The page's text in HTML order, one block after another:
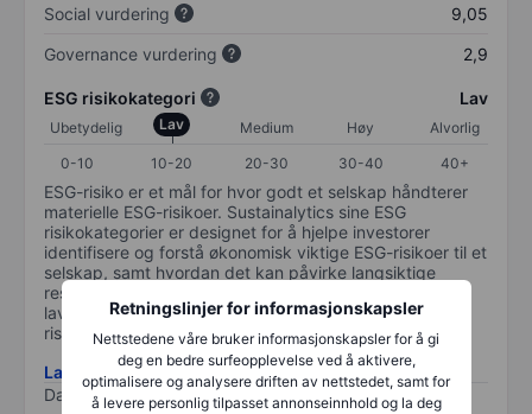
Retningslinjer for informasjonskapsler
Nettstedene våre bruker informasjonskapsler for å gi
deg en bedre surfeopplevelse ved å aktivere,
optimalisere og analysere driften av nettstedet, samt for
å levere personlig tilpasset annonseinnhold og la deg
Social vurdering
9,05
Governance vurdering
2,9
ESG risikokategori Lav
Ubetydelig Lav Medium Høy
Alvorlig
0-10
10-20 20-30 30-40 40+
ESG-risiko er et mål for hvor godt et selskap håndterer
materielle ESG-risikoer. Sustainalytics sine ESG
risikokategorier er designet for å hjelpe investorer
identifisere og forstå økonomisk viktige ESG-risikoer til et
selskap, samt hvordan det kan påvirke langsiktige
resultater for investeringer. Skalaen går fra 0-100. Jo
lavere plassering på skalen, jo bedre. 0 tilsvarer ingen
risiko og 100 tilsvarer maksimal risiko.
Last ned metodikk for ESG-risiko
Data levert av